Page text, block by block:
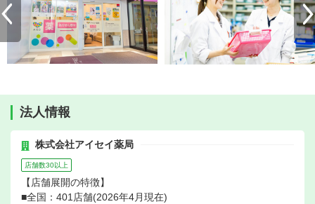
法人情報
株式会社アイセイ薬局
店舗数30以上
【店舗展開の特徴】
■全国：401店舗(2026年4月現在)